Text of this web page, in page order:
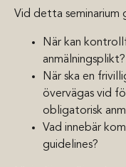
Vid detta seminarium
När kan
anmälningsplikt?
När ska en
övervägas vid
obligatorisk
Vad innebär
guidelines?